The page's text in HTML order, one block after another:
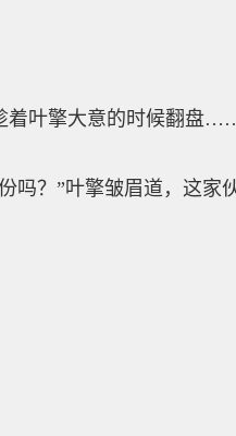
着叶擎大意的时候翻盘
？”叶擎皱眉道，这家